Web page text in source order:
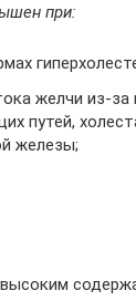
при:
желчи из-за
путей,
железы;